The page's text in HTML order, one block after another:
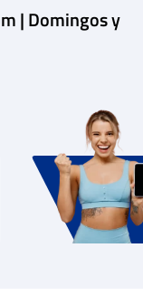
| Domingos y